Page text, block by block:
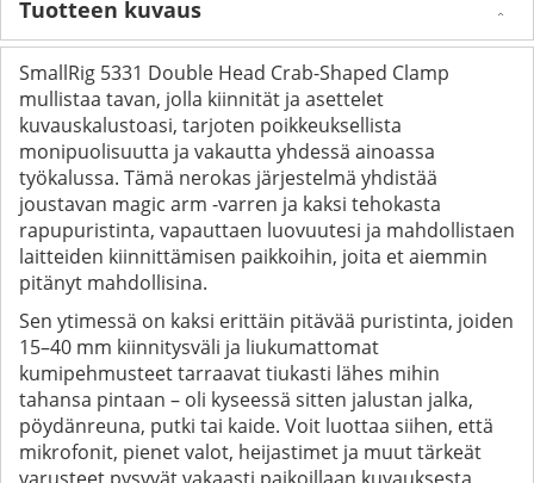
Tuotteen kuvaus
SmallRig 5331 Double Head Crab-Shaped Clamp
mullistaa tavan, jolla kiinnität ja asettelet
kuvauskalustoasi, tarjoten poikkeuksellista
monipuolisuutta ja vakautta yhdessä ainoassa
työkalussa. Tämä nerokas järjestelmä yhdistää
joustavan magic arm -varren ja kaksi tehokasta
rapupuristinta, vapauttaen luovuutesi ja mahdollistaen
laitteiden kiinnittämisen paikkoihin, joita et aiemmin
pitänyt mahdollisina.
Sen ytimessä on kaksi erittäin pitävää puristinta, joiden
15–40 mm kiinnitysväli ja liukumattomat
kumipehmusteet tarraavat tiukasti lähes mihin
tahansa pintaan – oli kyseessä sitten jalustan jalka,
pöydänreuna, putki tai kaide. Voit luottaa siihen, että
mikrofonit, pienet valot, heijastimet ja muut tärkeät
varusteet pysyvät vakaasti paikoillaan kuvauksesta